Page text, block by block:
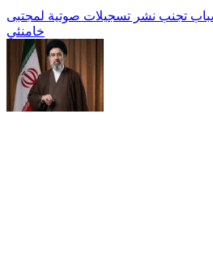
تجنب نشر تسجيلات صوتية لمجتبى
خامنئي